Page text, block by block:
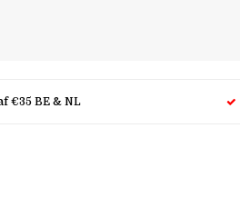
€35 BE & NL